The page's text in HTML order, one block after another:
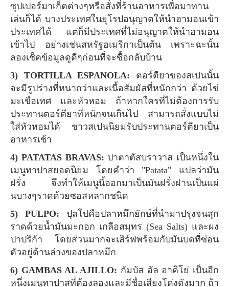
ซุปเปอร์มาเก็ตต่างๆหรือสั่งที่ร้านอาหารเพื่อมาทาน
เล่นก็ได้ บางประเทศในยุโรปอนุญาตให้นำฮามอนเข้า
ประเทศได้ แต่ก็มีประเทศที่ไม่อนุญาตให้นำฮามอน
เข้าไป อย่างเช่นสหรัฐอเมริกาเป็นต้น เพราะฉะนั้น
ลองเช็คข้อมูลดูดีๆก่อนที่จะซื้อกลับบ้าน
3) TORTILLA ESPANOLA: ตอร์ตียาของสเปนนั้น
จะมีรูปร่างที่หนากว่าและเนื้อสัมผัสที่หนักกว่า ด้วยไข่
มะเขือเทศ และหัวหอม ถ้าหากใครที่ไม่ต้องการรับ
ประทานตอร์ตียาที่หนักจนเกินไป สามารถสั่งแบบไม่
ใส่หัวหอมได้ ชาวสเปนนิยมรับประทานตอร์ตียาเป็น
อาหารเช้า
4) PATATAS BRAVAS: ปาตาตัสบราวาส เป็นหนึ่งใน
เมนูทาปาสยอดนิยม โดยคำว่า "Patata" แปลว่ามัน
ฝรั่ง จึงทำให้เมนูนี้ออกมาเป็นมันฝรั่งฝานเป็นแผ่
นบางๆราดด้วยซอสหลากชนิด
5) PULPO: ปุลโปคือปลาหมึกยักษ์ที่นำมาปรุงจนสุก
ราดด้วยน้ำมันมะกอก เกลือสมุทร (Sea Salts) และผง
ปาปริก้า โดยส่วนมากจะเสิร์ฟพร้อมกับมันบดที่ซ่อน
ตัวอยู่ด้านล่างของปลาหมึก
6) GAMBAS AL AJILLO: กัมบัส อัล อาคิโย่ เป็นอีก
หนึ่งเมนูทาปาสที่ต้องลองและมีชื่อเสียงโด่งดังมาก ถ้า